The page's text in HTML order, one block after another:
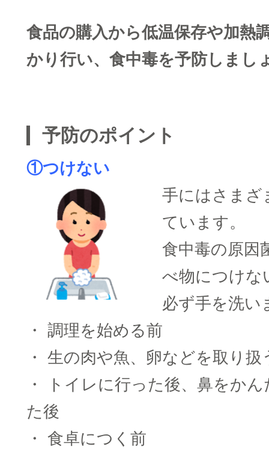
食品の購入から低温保存や加熱
かり行い、食中毒を予防しまし
予防のポイント
①つけない
手にはさまざ
ています。
食中毒の原因
べ物につけな
必ず手を洗い
・ 調理を始める前
・ 生の肉や魚、卵などを取り扱
・ トイレに行った後、鼻をか
た後
・ 食卓につく前